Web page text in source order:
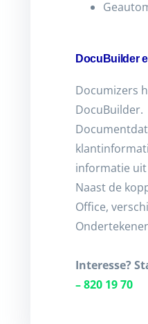
DocuBuilder
Documizers
DocuBuilder.
informatie uit
Naast de
Office,
Interesse?
– 820 19 70